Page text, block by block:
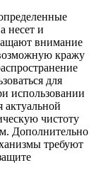
несет и
внимание
кражу
для
использовании
актуальной
чистоту
Дополнительно
требуют